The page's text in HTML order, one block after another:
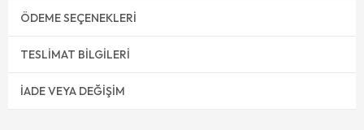
ÖDEME SEÇENEKLERI
TESLIMAT BILGILERI
İADE VEYA DEĞIŞIM